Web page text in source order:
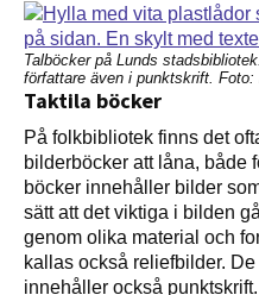
Talböcker på Lunds
författare även i punktskrift. Foto:
Taktila böcker
På folkbibliotek finns det
bilderböcker att låna, både
böcker innehåller bilder
sätt att det viktiga i bilden
genom olika material och
kallas också reliefbilder.
innehåller också punktskrift.